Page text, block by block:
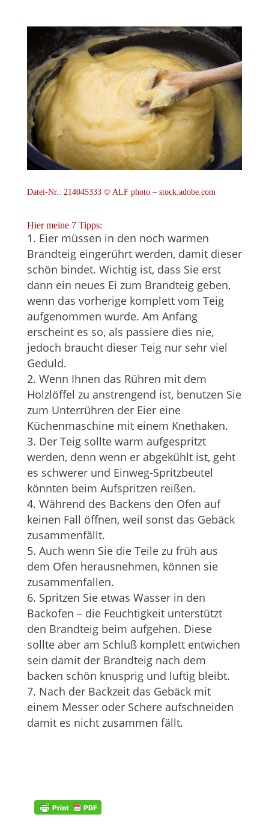
Datei-Nr.: 214045333 © ALF photo – stock.adobe.com
Hier meine 7 Tipps:
Eier müssen in den noch warmen
Brandteig eingerührt werden, damit dieser
schön bindet. Wichtig ist, dass Sie erst
dann ein neues Ei zum Brandteig geben,
wenn das vorherige komplett vom Teig
aufgenommen wurde. Am Anfang
erscheint es so, als passiere dies nie,
jedoch braucht dieser Teig nur sehr viel
Geduld.
Wenn Ihnen das Rühren mit dem
Holzlöffel zu anstrengend ist, benutzen Sie
zum Unterrühren der Eier eine
Küchenmaschine mit einem Knethaken.
Der Teig sollte warm aufgespritzt
werden, denn wenn er abgekühlt ist, geht
es schwerer und Einweg-Spritzbeutel
könnten beim Aufspritzen reißen.
Während des Backens den Ofen auf
keinen Fall öffnen, weil sonst das Gebäck
zusammenfällt.
Auch wenn Sie die Teile zu früh aus
dem Ofen herausnehmen, können sie
zusammenfallen.
Spritzen Sie etwas Wasser in den
Backofen – die Feuchtigkeit unterstützt
den Brandteig beim aufgehen. Diese
sollte aber am Schluß komplett entwichen
sein damit der Brandteig nach dem
backen schön knusprig und luftig bleibt.
Nach der Backzeit das Gebäck mit
einem Messer oder Schere aufschneiden
damit es nicht zusammen fällt.